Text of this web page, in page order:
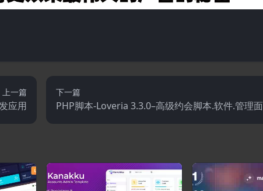
上一篇
应用
下一篇
PHP脚本-Loveria 3.3.0–高级约会脚本.软件.管理面
板